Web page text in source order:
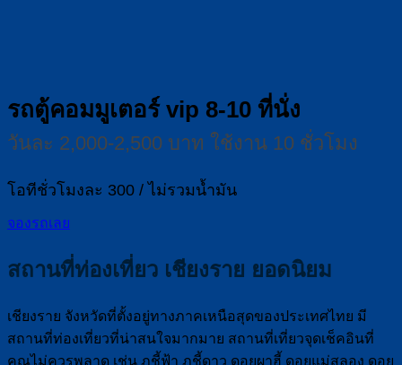
รถตู้คอมมูเตอร์ vip 8-10 ที่นั่ง
วันละ 2,000-2,500 บาท ใช้งาน 10 ชั่วโมง
โอทีชั่วโมงละ 300 / ไม่รวมน้ำมัน
จองรถเลย
สถานที่ท่องเที่ยว เชียงราย ยอดนิยม
เชียงราย จังหวัดที่ตั้งอยู่ทางภาคเหนือสุดของประเทศไทย มี
สถานที่ท่องเที่ยวที่น่าสนใจมากมาย สถานที่เที่ยวจุดเช็คอินที่
คุณไม่ควรพลาด เช่น ภูชี้ฟ้า ภูชี้ดาว ดอยผาฮี้ ดอยแม่สลอง ดอย